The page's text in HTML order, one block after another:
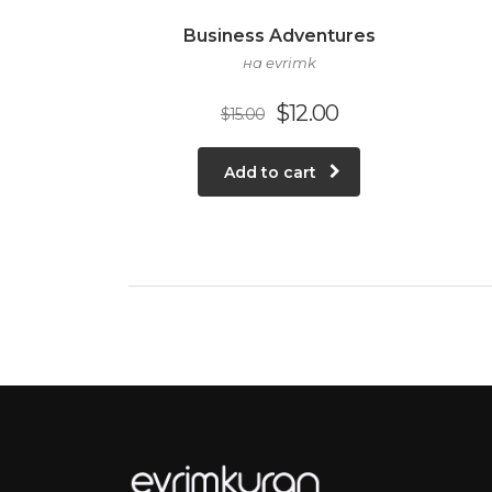
Business Adventures
на evrimk
$15.00 $12.00
Add to cart